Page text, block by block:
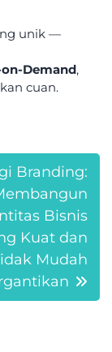
unik —
Demand,
cuan.
Branding:
Bisnis
Kuat dan
Mudah